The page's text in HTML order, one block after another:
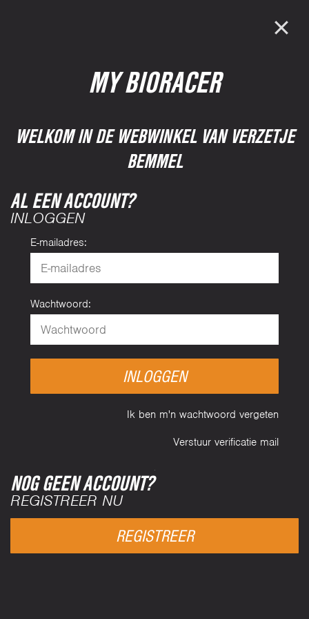
MY BIORACER
WELKOM IN DE WEBWINKEL VAN VERZETJE
BEMMEL
AL EEN ACCOUNT?
INLOGGEN
E-mailadres:
Wachtwoord:
INLOGGEN
Ik ben m'n wachtwoord vergeten
Verstuur verificatie mail
NOG GEEN ACCOUNT?
REGISTREER NU
REGISTREER